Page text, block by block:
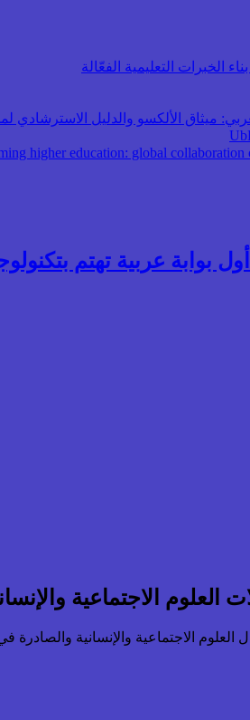
الخبرات التعليمية الفعّالة
ميثاق الألكسو والدليل الاسترشادي
بوابة عربية تهتم